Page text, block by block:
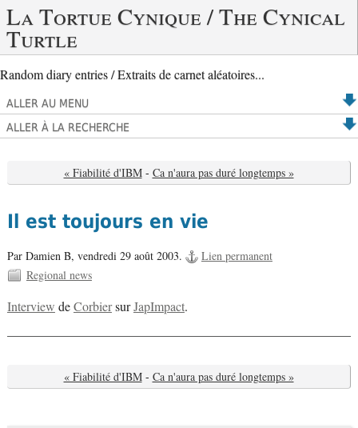
La Tortue Cynique / The Cynical
Turtle
Random diary entries / Extraits de carnet aléatoires...
ALLER AU MENU
ALLER À LA RECHERCHE
« Fiabilité d'IBM - Ca n'aura pas duré longtemps »
Il est toujours en vie
Par Damien B, vendredi 29 août 2003.
Lien permanent
Regional news
Interview deCorbiersurJapImpact.
« Fiabilité d'IBM - Ca n'aura pas duré longtemps »